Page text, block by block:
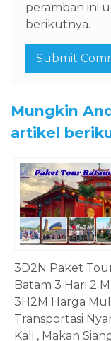
peramban ini
berikutnya.
Mungkin
artikel
3D2N Paket
Batam 3 Hari 2
3H2M Harga
Transportasi
Kali , Makan